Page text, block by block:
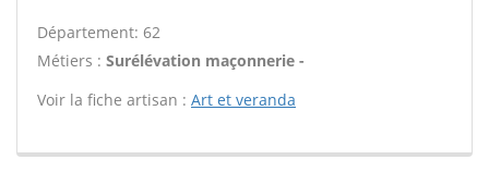
Département: 62
Métiers : Surélévation maçonnerie -
Voir la fiche artisan : Art et veranda